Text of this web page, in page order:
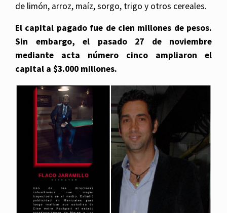
de limón, arroz, maíz, sorgo, trigo y otros cereales.
El capital pagado fue de cien millones de pesos.
Sin embargo, el pasado 27 de noviembre
mediante acta número cinco ampliaron el
capital a $3.000 millones.